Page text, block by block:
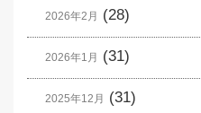
2026年2月 (28)
2026年1月 (31)
2025年12月 (31)